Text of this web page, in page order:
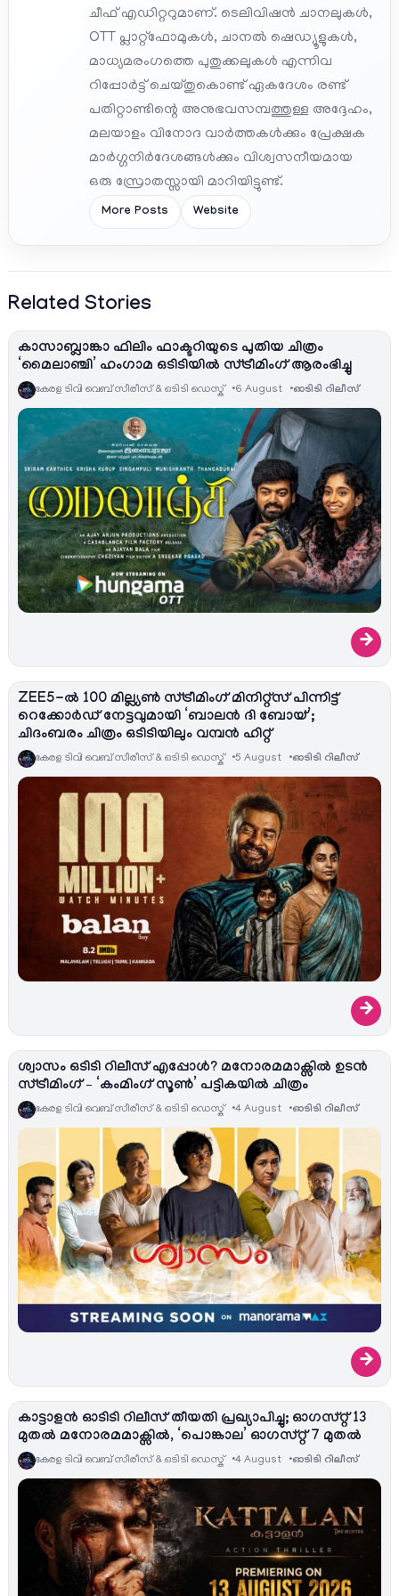
ചീഫ് എഡിറ്ററുമാണ്. ടെലിവിഷൻ ചാനലുകൾ,
OTT പ്ലാറ്റ്‌ഫോമുകൾ, ചാനൽ ഷെഡ്യൂളുകൾ,
മാധ്യമരംഗത്തെ പുതുക്കലുകൾ എന്നിവ
റിപ്പോർട്ട് ചെയ്തുകൊണ്ട് ഏകദേശം രണ്ട്
പതിറ്റാണ്ടിന്റെ അനുഭവസമ്പത്തുള്ള അദ്ദേഹം,
മലയാളം വിനോദ വാർത്തകൾക്കും പ്രേക്ഷക
മാർഗ്ഗനിർദേശങ്ങൾക്കും വിശ്വസനീയമായ
ഒരു സ്രോതസ്സായി മാറിയിട്ടുണ്ട്.
More Posts Website
Related Stories
കാസാബ്ലാങ്കാ ഫിലിം ഫാക്ടറിയുടെ പുതിയ ചിത്രം
‘മൈലാഞ്ചി’ ഹംഗാമ ഒടിടിയിൽ സ്ട്രീമിംഗ് ആരംഭിച്ചു
കേരള ടിവി വെബ് സീരീസ് & ഒടിടി ഡെസ്ക് 6 August ഓടിടി റിലീസ്
→
ZEE5-ൽ 100 മില്ല്യൺ സ്ട്രീമിംഗ് മിനിറ്റ്സ് പിന്നിട്ട്
റെക്കോർഡ് നേട്ടവുമായി ‘ബാലൻ ദി ബോയ്’;
ചിദംബരം ചിത്രം ഒടിടിയിലും വമ്പൻ ഹിറ്റ്
കേരള ടിവി വെബ് സീരീസ് & ഒടിടി ഡെസ്ക് 5 August ഓടിടി റിലീസ്
→
ശ്വാസം ഒടിടി റിലീസ് എപ്പോൾ? മനോരമമാക്സിൽ ഉടൻ
സ്ട്രീമിംഗ് – ‘കംമിംഗ് സൂൺ’ പട്ടികയിൽ ചിത്രം
കേരള ടിവി വെബ് സീരീസ് & ഒടിടി ഡെസ്ക് 4 August ഓടിടി റിലീസ്
→
കാട്ടാളൻ ഓടിടി റിലീസ് തീയതി പ്രഖ്യാപിച്ചു; ഓഗസ്റ്റ് 13
മുതൽ മനോരമമാക്സിൽ, ‘പൊങ്കാല’ ഓഗസ്റ്റ് 7 മുതൽ
കേരള ടിവി വെബ് സീരീസ് & ഒടിടി ഡെസ്ക് 4 August ഓടിടി റിലീസ്